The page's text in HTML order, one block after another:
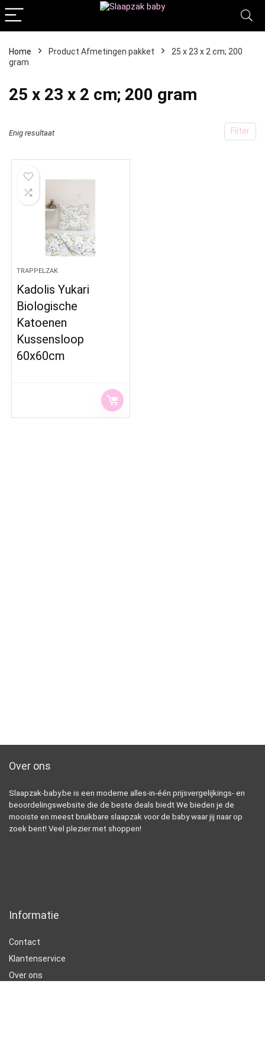
Home Product Afmetingen pakket
‎25 x 23 x 2 cm; 200
gram
‎25 x 23 x 2 cm; 200 gram
Filter
Enig resultaat
TRAPPELZAK
Kadolis Yukari
Biologische
Katoenen
Kussensloop
60x60cm
Over ons
Slaapzak-baby.be is een moderne alles-in-één prijsvergelijkings- en
beoordelingswebsite die de beste deals biedt We bieden je de
mooiste en meest bruikbare slaapzak voor de baby waar jij naar op
zoek bent! Veel plezier met shoppen!
Informatie
Contact
Klantenservice
Over ons